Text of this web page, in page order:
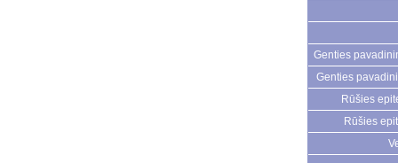
Genties
Genties
Rūšies
Rūšies